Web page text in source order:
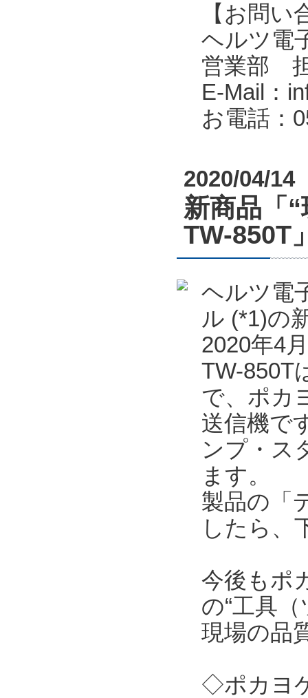
【お問い
ヘルツ電
営業部
E-Mail：
お電話：
2020/04/14
新商品「
TW-850T
ヘルツ電
ル (*1)の
2020年4
TW-850T
で、ポカ
送信機で
ンプ・ス
ます。
製品の「
したら、
今後もポ
の“工具
現場の品
◇ポカヨ